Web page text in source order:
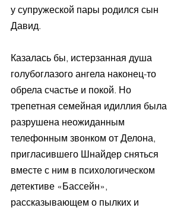
у супружеской пары родился сын
Давид.
Казалась бы, истерзанная душа
голубоглазого ангела наконец-то
обрела счастье и покой. Но
трепетная семейная идиллия была
разрушена неожиданным
телефонным звонком от Делона,
пригласившего Шнайдер сняться
вместе с ним в психологическом
детективе «Бассейн»,
рассказывающем о пылких и